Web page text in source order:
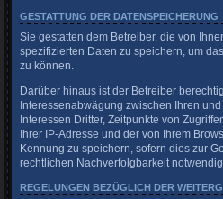
GESTATTUNG DER DATENSPEICHERUNG
Sie gestatten dem Betreiber, die von
spezifizierten Daten zu speichern, um
zu können.
Darüber hinaus ist der Betreiber
Interessenabwägung zwischen Ihren
Interessen Dritter, Zeitpunkte von
Ihrer IP-Adresse und der von Ihrem
Kennung zu speichern, sofern dies zur
rechtlichen Nachverfolgbarkeit notwendig
REGELUNGEN BEZÜGLICH DER